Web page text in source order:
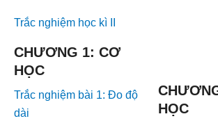
Trắc nghiệm học kì II
CHƯƠNG 1: CƠ
HỌC
Trắc nghiệm bài 1: Đo độ
dài
HỌC